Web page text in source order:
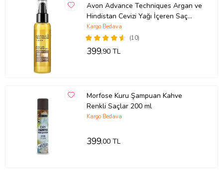
Avon Advance Techniques Argan ve
Hindistan Cevizi Yağı İçeren Saç
Bakım Yağı 100 Ml.
(10)
Kargo Bedava
399,90 TL
Morfose Kuru Şampuan Kahve
Renkli Saçlar 200 ml
Kargo Bedava
399,00 TL